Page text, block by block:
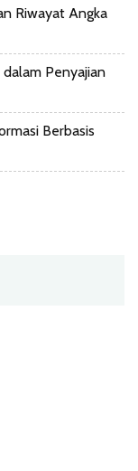
Riwayat Angka
Penyajian
Berbasis